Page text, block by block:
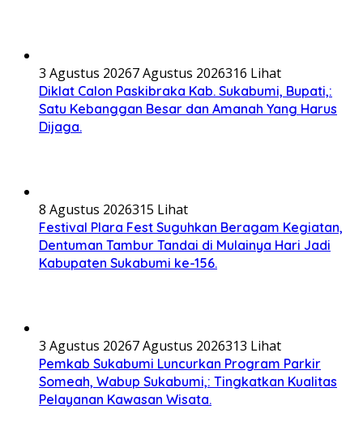
3 Agustus 20267 Agustus 2026316 Lihat
Diklat Calon Paskibraka Kab. Sukabumi, Bupati,:
Satu Kebanggan Besar dan Amanah Yang Harus
Dijaga.
8 Agustus 2026315 Lihat
Festival Plara Fest Suguhkan Beragam Kegiatan,
Dentuman Tambur Tandai di Mulainya Hari Jadi
Kabupaten Sukabumi ke-156.
3 Agustus 20267 Agustus 2026313 Lihat
Pemkab Sukabumi Luncurkan Program Parkir
Someah, Wabup Sukabumi,: Tingkatkan Kualitas
Pelayanan Kawasan Wisata.